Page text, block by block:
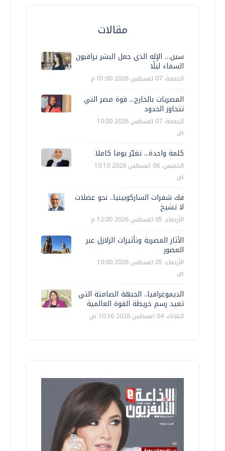
مقالات
سين… الإله الذي جعل البشر يراقبون
السماء ليلًا
الجمعة، 07 اغسطس 2026 01:00 م
المصريات بالخارج... قوة مصر التي
تتجاوز الحدود
الجمعة، 07 اغسطس 2026 10:00
ص
كلمة واحدة... تغيّر يوما كاملا
الخميس، 06 اغسطس 2026 10:10
ص
فك شفرات الساركوبينيا.. نحو عضلات
لا تشيخ
الأربعاء، 05 اغسطس 2026 12:00 م
الآثار المصرية وتأثيرات الزلازل عبر
العصور
الأربعاء، 05 اغسطس 2026 10:00
ص
الديموغرافيا.. الجبهة الصامتة التي
تعيد رسم خريطة القوة العالمية
الثلاثاء، 04 اغسطس 2026 10:36 ص